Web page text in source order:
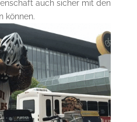
auch sicher mit den
können.